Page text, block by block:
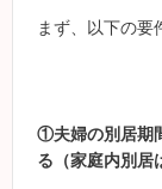
まず、以下の要
①夫婦の別居期
る（家庭内別居